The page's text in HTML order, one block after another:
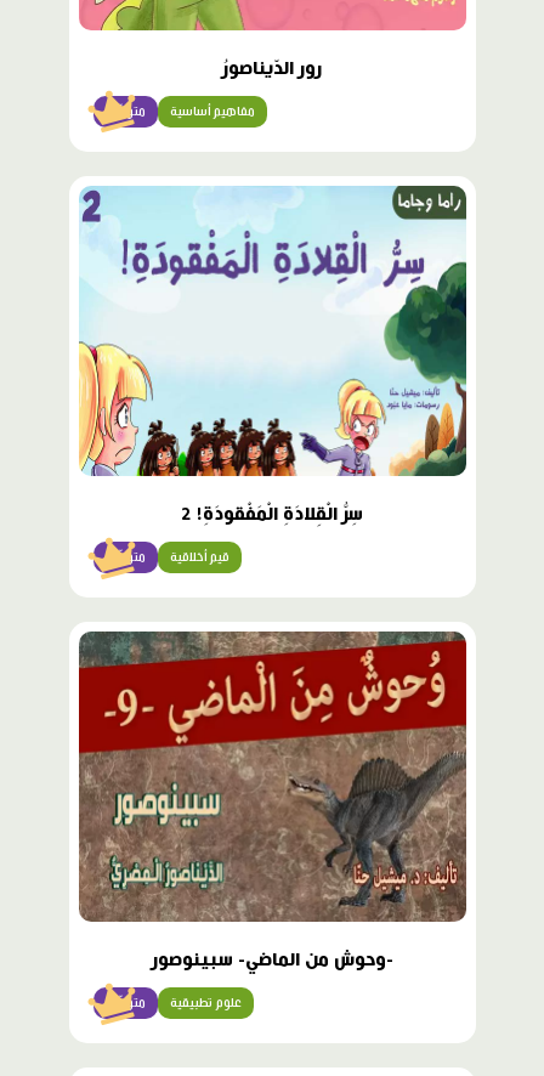
رور الدّيناصورُ
متوسّط مفاهيم أساسية
محتوى
مميّز
سِرُّ الْقِلادَةِ الْمَفْقودَةِ! 2
متوسّط قيم أخلاقية
محتوى
مميّز
-وحوش من الماضي- سبينوصور
متوسّط علوم تطبيقية